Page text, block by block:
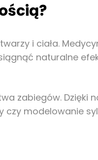
i ciała.
naturalne
zabiegów. Dzięki
czy modelowanie